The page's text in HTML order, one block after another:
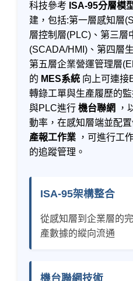
科技參考 ISA-95分層模
建，包括:第一層感知層
層控制層(PLC)、第三層
(SCADA/HMI)、第四層
第五層企業營運管理層
的 MES系統 向上可連接
轉錄工單與生產履歷的
與PLC進行 機台聯網
，
動率，在感知層端並配
產報工作業 ，可進行工
的追蹤管理。
ISA-95架構整合
從感知層到企業層的
產數據的縱向流通
機台聯網技術